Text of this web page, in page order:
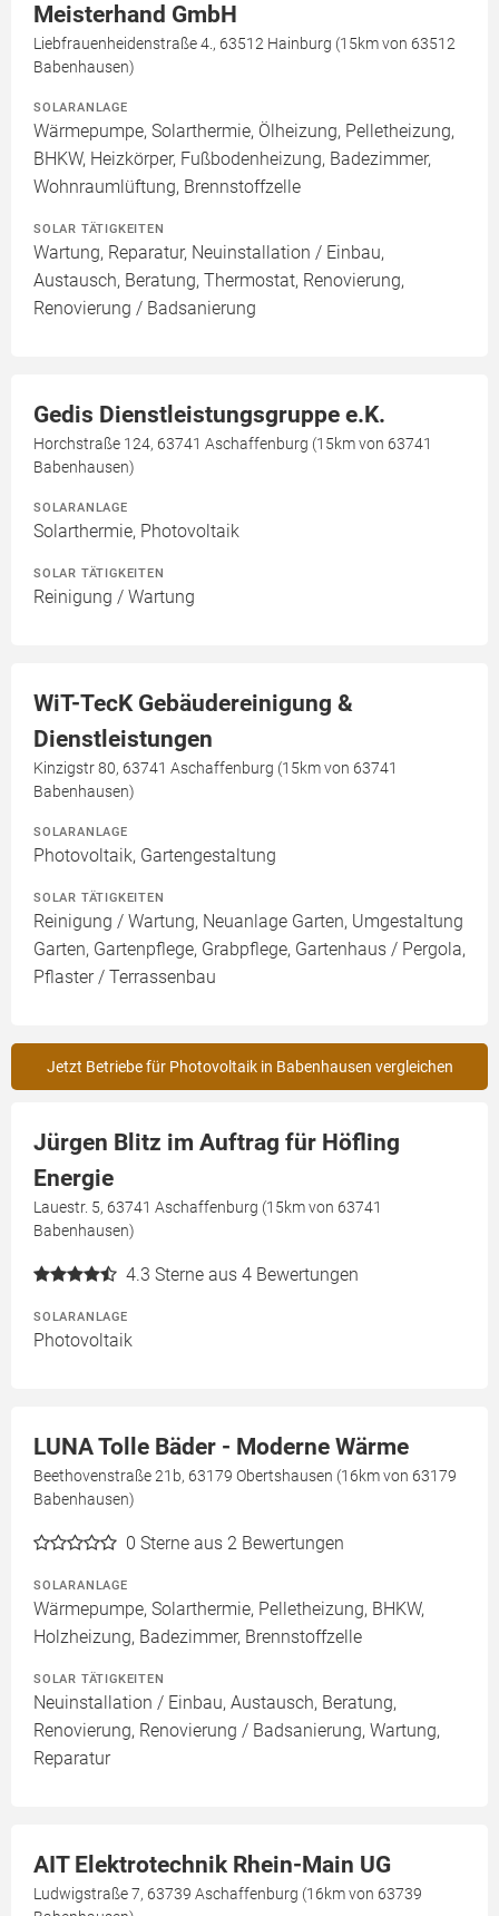
Meisterhand GmbH
Liebfrauenheidenstraße 4., 63512 Hainburg (15km von 63512
Babenhausen)
SOLARANLAGE
Wärmepumpe, Solarthermie, Ölheizung, Pelletheizung,
BHKW, Heizkörper, Fußbodenheizung, Badezimmer,
Wohnraumlüftung, Brennstoffzelle
SOLAR TÄTIGKEITEN
Wartung, Reparatur, Neuinstallation / Einbau,
Austausch, Beratung, Thermostat, Renovierung,
Renovierung / Badsanierung
Gedis Dienstleistungsgruppe e.K.
Horchstraße 124, 63741 Aschaffenburg (15km von 63741
Babenhausen)
SOLARANLAGE
Solarthermie, Photovoltaik
SOLAR TÄTIGKEITEN
Reinigung / Wartung
WiT-TecK Gebäudereinigung &
Dienstleistungen
Kinzigstr 80, 63741 Aschaffenburg (15km von 63741
Babenhausen)
SOLARANLAGE
Photovoltaik, Gartengestaltung
SOLAR TÄTIGKEITEN
Reinigung / Wartung, Neuanlage Garten, Umgestaltung
Garten, Gartenpflege, Grabpflege, Gartenhaus / Pergola,
Pflaster / Terrassenbau
Jetzt Betriebe für Photovoltaik in Babenhausen vergleichen
Jürgen Blitz im Auftrag für Höfling
Energie
Lauestr. 5, 63741 Aschaffenburg (15km von 63741
Babenhausen)
4.3 Sterne aus 4 Bewertungen
SOLARANLAGE
Photovoltaik
LUNA Tolle Bäder - Moderne Wärme
Beethovenstraße 21b, 63179 Obertshausen (16km von 63179
Babenhausen)
0 Sterne aus 2 Bewertungen
SOLARANLAGE
Wärmepumpe, Solarthermie, Pelletheizung, BHKW,
Holzheizung, Badezimmer, Brennstoffzelle
SOLAR TÄTIGKEITEN
Neuinstallation / Einbau, Austausch, Beratung,
Renovierung, Renovierung / Badsanierung, Wartung,
Reparatur
AIT Elektrotechnik Rhein-Main UG
Ludwigstraße 7, 63739 Aschaffenburg (16km von 63739